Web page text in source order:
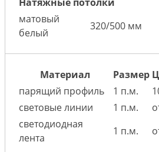
матовый
белый
320/500 мм
Материал Размер
парящий профиль
1 п.м.
световые линии
1 п.м.
светодиодная
лента
1 п.м.